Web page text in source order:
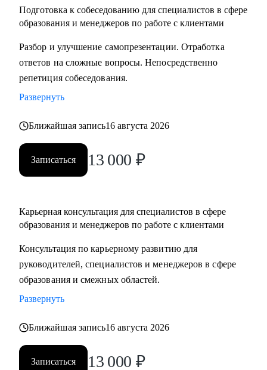
• Менеджерам по продажам и по работе с клиентами.
• Новичкам, кто только начинает свой путь.
• Опытным специалистам, которые хотят сделать шаг
вперед в своей карьере.
Подготовка к собеседованию для специалистов в сфере
образования и менеджеров по работе с клиентами
Разбор и улучшение самопрезентации. Отработка
ответов на сложные вопросы. Непосредственно
репетиция собеседования.
Развернуть
Ближайшая запись16 августа 2026
Записаться 13 000 ₽
Карьерная консультация для специалистов в сфере
образования и менеджеров по работе с клиентами
Консультация по карьерному развитию для
руководителей, специалистов и менеджеров в сфере
образования и смежных областей.
Развернуть
Ближайшая запись16 августа 2026
Записаться 13 000 ₽